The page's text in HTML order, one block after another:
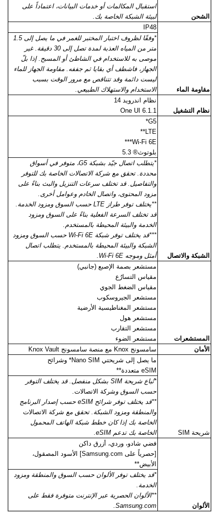
الشحن
استقبال المكالمات أو خدمات البيانات، اعتماداً على
لبيئة الشبكة الخاصة بك.
مقاومة الماء
IP48
*وفقًا لظروف اختبار المختبر للغمر في ما يصل إلى 1.5
متر من المياه العذبة لمدة تصل إلى 30 دقيقة. غير
موصى به للاستخدام في الشاطئ أو المسبح. إذا بلّ
الجهاز، فاشطف أي بقايا ثم جففه. مقاومة الجهاز للماء
ليست دائمة وقد تتناقص مع مرور الوقت بسبب
الاستخدام والاستهلاك الطبيعي.
نظام التشغيل
نظام اندرويد 14
One UI 6.1.1
الشبكة والاتصال
5
G
*
LTE
**
Wi-Fi 6E
***
بلوتوث® 5.3
*يتطلب اتصال جيّد بشبكة 5 G، متوفر في أسواق
محددة. تحقق مع شركة الاتصالات الخاصة بك للتوفر
والتفاصيل. قد تختلف سرعات التنزيل والبث بناءً على
مزود المحتوى، واتصال الخادم وعوامل أخرى.
**يختلف توفر طرازLTE حسب السوق ومزود الخدمة.
قد تختلف السرعة الفعلية بناءً على السوق ومزود
الخدمة والبيئة المحيطة بالمستخدم.
***قد يختلف توفر شبكةWi-Fi 6E حسب السوق ومزود
الشبكة والبيئة المحيطة بالمستخدم. يتطلب اتصال
أمثل وموجهWi-Fi 6E
المستشعرات
مستشعر بصمة الإصبع (جانبي)
مقياس التسارُع
مقياس الضغط الجوي
مستشعر الجيروسكوب
مستشعر المغناطيسية الأرضية
مستشعر هول
مستشعر التقارب
مستشعر الضوء
الأمان
سامسونج Knox مع منصة سامسونجKnox Vault
شريحة SIM
ما يصل إلى شريحتي Nano SIM* وشرائح
eSIM متعددة**
*تُباع شريحةSIM بشكل منفصل. قد يختلف التوفر
حسب السوق وشركة الاتصالات
**قد يختلف توفر شرائحeSIM حسب إصدار البرنامج
والمنطقة ومزود الشبكة. تحقق مع شركة الاتصالات
الخاصة بك إذا كان خطط شبكة الهاتف المحمول
الخاصة بك تدعمeSIM
الألوان
فضي شادو، وردي، أزرق داكن
[حصرياً على Samsung.com] الأسود المصقول،
الأبيض**
*قد يختلف توفر الألوان حسب السوق والمنطقة ومزود
الخدمة.
**الألوان الحصرية عبر الإنترنت متوفرة فقط على
Samsung.com